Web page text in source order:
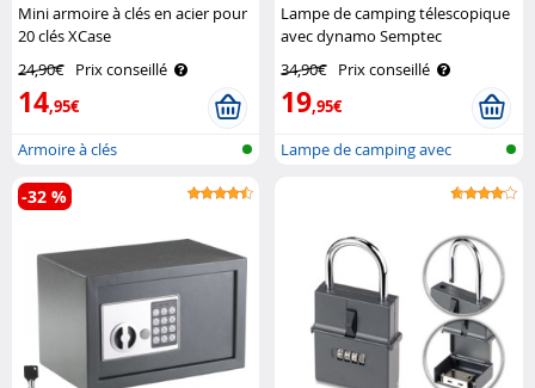
Mini armoire à clés en acier pour
20 clés XCase
24,90€ Prix conseillé
14,95€
Armoire à clés
Lampe de camping télescopique
avec dynamo Semptec
34,90€ Prix conseillé
19,95€
Lampe de camping avec
-32 %